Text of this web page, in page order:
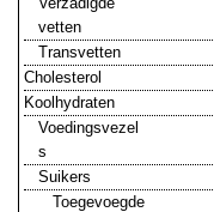
vetten
Transvetten
Cholesterol
Koolhydraten
Voedingsvezel
s
Suikers
Toegevoegde